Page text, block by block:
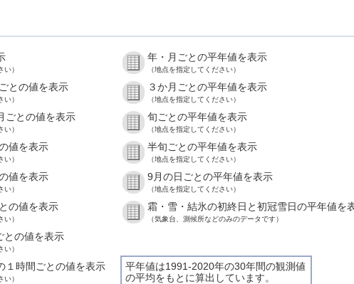
い）
年・月ごとの平年値を表示
（地点を指定してください）
との値を表示
い）
３か月ごとの平年値を表示
（地点を指定してください）
ごとの値を表示
い）
旬ごとの平年値を表示
（地点を指定してください）
値を表示
い）
半旬ごとの平年値を表示
（地点を指定してください）
値を表示
い）
9月の日ごとの平年値を表示
（地点を指定してください）
の値を表示
い）
霜・雪・結氷の初終日と初冠雪日の平年値を
（気象台、測候所などのみのデータです）
との値を表示
い）
平年値は1991-2020年の30年間の観測値
の平均をもとに算出しています。
１時間ごとの値を表示
い）